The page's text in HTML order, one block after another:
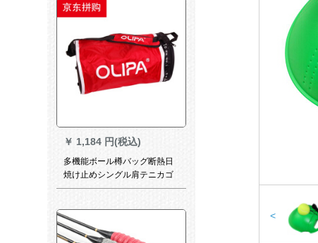
￥ 1,184 円(税込)
多機能ボール樽バッグ断熱日
焼け止めシングル肩テニカゴ
バレーボールスポーツトレニ
<